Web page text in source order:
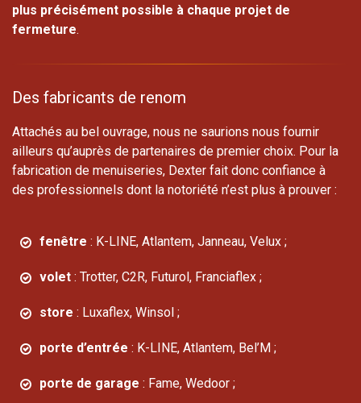
plus précisément possible à chaque projet de
fermeture.
Des fabricants de renom
Attachés au bel ouvrage, nous ne saurions nous fournir
ailleurs qu’auprès de partenaires de premier choix. Pour la
fabrication de menuiseries, Dexter fait donc confiance à
des professionnels dont la notoriété n’est plus à prouver :
fenêtre : K-LINE, Atlantem, Janneau, Velux ;
volet : Trotter, C2R, Futurol, Franciaflex ;
store : Luxaflex, Winsol ;
porte d’entrée : K-LINE, Atlantem, Bel’M ;
porte de garage : Fame, Wedoor ;